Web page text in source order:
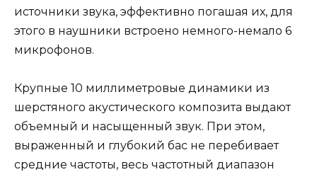
источники звука, эффективно погашая их, для
этого в наушники встроено немного-немало 6
микрофонов.
Крупные 10 миллиметровые динамики из
шерстяного акустического композита выдают
объемный и насыщенный звук. При этом,
выраженный и глубокий бас не перебивает
средние частоты, весь частотный диапазон